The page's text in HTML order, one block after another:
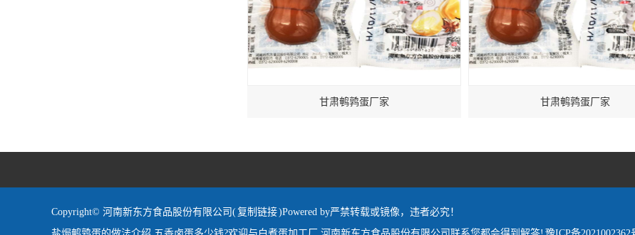
甘肃鹌鹑蛋厂家 甘肃鹌鹑蛋厂家
Copyright© 河南新东方食品股份有限公司(复制链接)Powered by严禁转载或镜像，违者必究！